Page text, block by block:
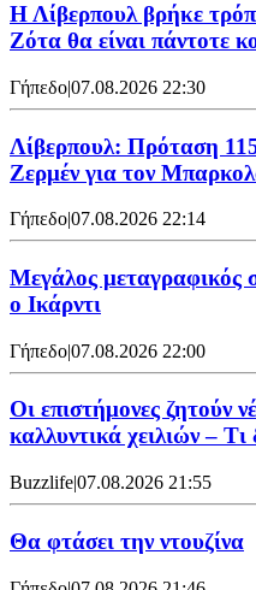
Η Λίβερπουλ βρήκε
Ζότα θα είναι πάντοτε
Γήπεδο|07.08.2026 22:30
Λίβερπουλ: Πρόταση
Ζερμέν για τον
Γήπεδο|07.08.2026 22:14
Μεγάλος μεταγραφικός
ο Ικάρντι
Γήπεδο|07.08.2026 22:00
Οι επιστήμονες ζητούν
καλλυντικά χειλιών – Τι
Buzzlife|07.08.2026 21:55
Θα φτάσει την ντουζίνα